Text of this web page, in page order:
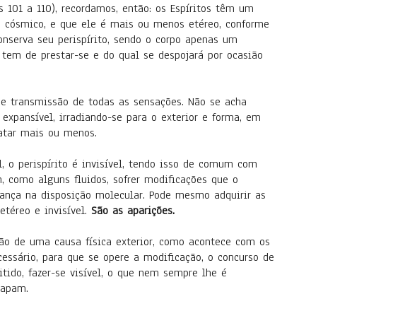
a 110), recordamos, então: os Espíritos têm um
e que ele é mais ou menos etéreo, conforme
seu perispírito, sendo o corpo apenas um
de prestar-se e do qual se despojará por ocasião
de todas as sensações. Não se acha
irradiando-se para o exterior e forma, em
mais ou menos.
perispírito é invisível, tendo isso de comum com
como alguns fluidos, sofrer modificações que o
na disposição molecular. Pode mesmo adquirir as
e invisível. São as aparições.
uma causa física exterior, como acontece com os
para que se opere a modificação, o concurso de
fazer-se visível, o que nem sempre lhe é